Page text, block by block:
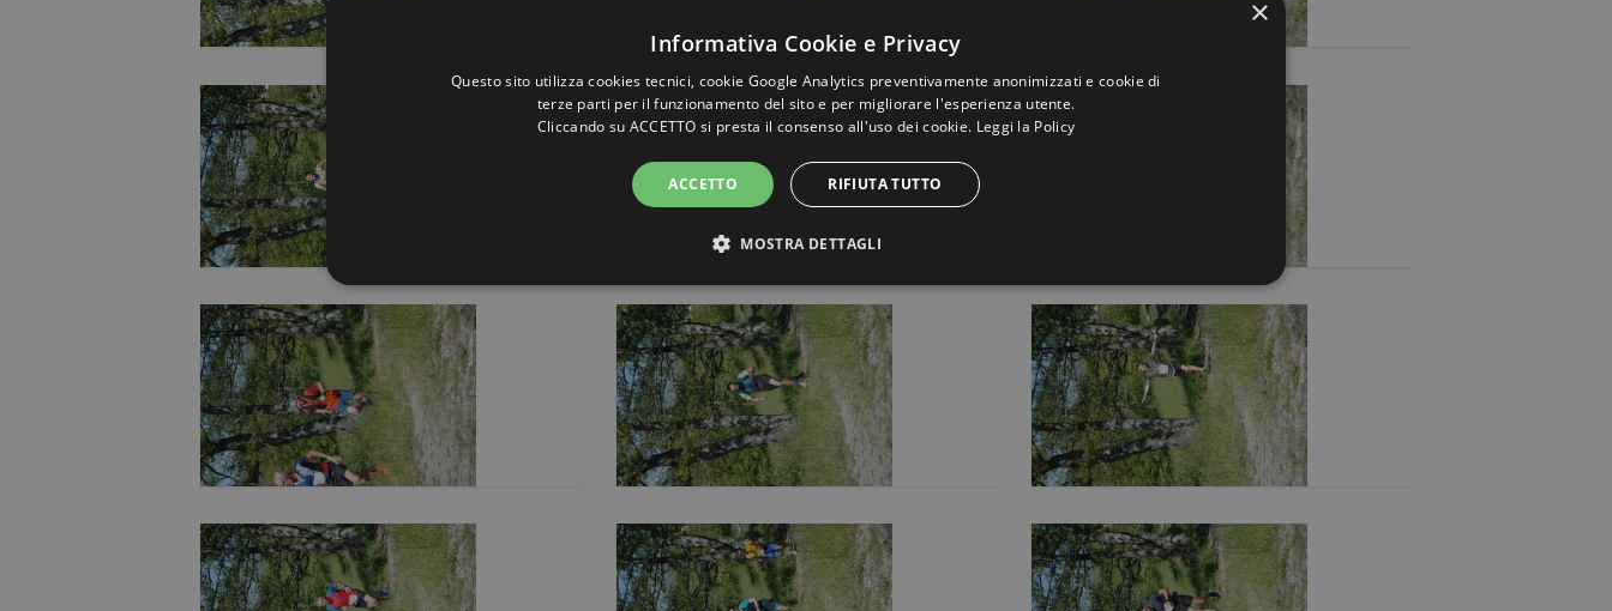
×
Informativa Cookie e Privacy
Questo sito utilizza cookies tecnici, cookie Google Analytics preventivamente anonimizzati e cookie di
terze parti per il funzionamento del sito e per migliorare l'esperienza utente.
Cliccando su ACCETTO si presta il consenso all'uso dei cookie. Leggi la Policy
ACCETTO RIFIUTA TUTTO
MOSTRA DETTAGLI
STRETTAMENTE NECESSARI E STATISTICHE
Strettamente necessari e Statistiche
I cookie strettamente necessari consentono funzionalità del sito Web principale come l'accesso degli utenti e la gestione dell'account. Il sito
Web non può essere utilizzato correttamente senza i cookie strettamente necessari.
PHPSESSID
www.corrixbedonia.it
Sessione
Cookie generato da applicazioni basate sul linguaggio PHP. Si tratta di un
identificatore generico utilizzato per mantenere le variabili di sessione utente.
Normalmente è un numero generato in modo casuale, il modo in cui viene
utilizzato può essere specifico per il sito, ma un buon esempio è mantenere
uno stato di accesso per un utente tra le pagine.